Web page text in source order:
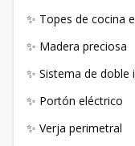
✨ Topes de cocina
✨ Madera preciosa
✨ Sistema de doble
✨ Portón eléctrico
✨ Verja perimetral